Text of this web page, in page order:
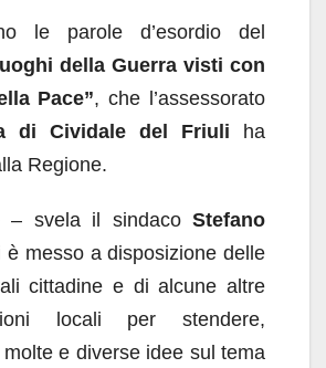
le parole d’esordio del
della Guerra visti con
Pace”, che l’assessorato
di Cividale del Friuli ha
Regione.
– svela il sindaco Stefano
è messo a disposizione delle
cittadine e di alcune altre
locali per stendere,
e diverse idee sul tema